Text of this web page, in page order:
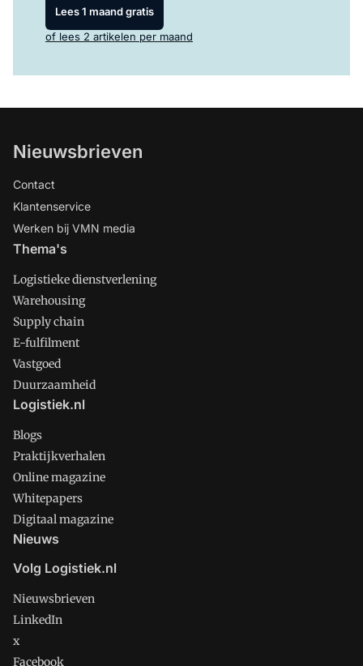
Lees 1 maand gratis
of lees 2 artikelen per maand
Nieuwsbrieven
Contact
Klantenservice
Werken bij VMN media
Thema's
Logistieke dienstverlening
Warehousing
Supply chain
E-fulfilment
Vastgoed
Duurzaamheid
Logistiek.nl
Blogs
Praktijkverhalen
Online magazine
Whitepapers
Digitaal magazine
Nieuws
Volg Logistiek.nl
Nieuwsbrieven
LinkedIn
x
Facebook